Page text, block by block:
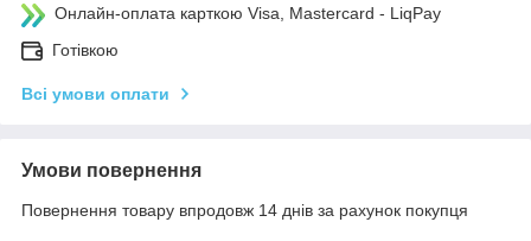
Онлайн-оплата карткою Visa, Mastercard - LiqPay
Готівкою
Всі умови оплати
Умови повернення
Повернення товару впродовж 14 днів за рахунок покупця